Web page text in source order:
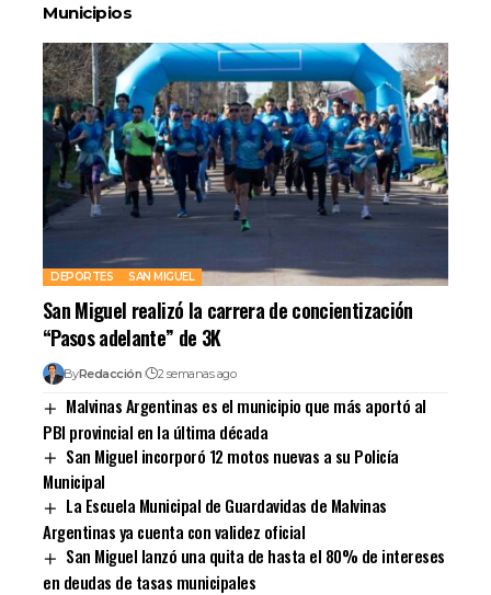
Municipios
DEPORTES SAN MIGUEL
San Miguel realizó la carrera de concientización
“Pasos adelante” de 3K
ByRedacción 2 semanas ago
Malvinas Argentinas es el municipio que más aportó al
PBI provincial en la última década
San Miguel incorporó 12 motos nuevas a su Policía
Municipal
La Escuela Municipal de Guardavidas de Malvinas
Argentinas ya cuenta con validez oficial
San Miguel lanzó una quita de hasta el 80% de intereses
en deudas de tasas municipales